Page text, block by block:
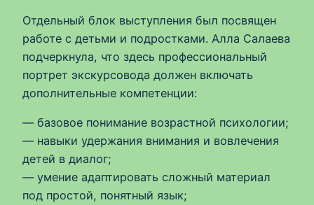
Отдельный блок выступления был посвящен
работе с детьми и подростками. Алла Салаева
подчеркнула, что здесь профессиональный
портрет экскурсовода должен включать
дополнительные компетенции:
— базовое понимание возрастной психологии;
— навыки удержания внимания и вовлечения
детей в диалог;
— умение адаптировать сложный материал
под простой, понятный язык;